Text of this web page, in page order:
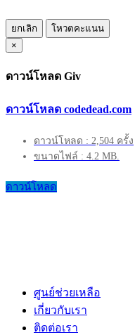
ยกเลิก
โหวตคะแนน
×
ดาวน์โหลด Giv
ดาวน์โหลด codedead.com
ดาวน์โหลด : 2,504 ครั้ง
ขนาดไฟล์ : 4.2 MB.
ดาวน์โหลด
ศูนย์ช่วยเหลือ
เกี่ยวกับเรา
ติดต่อเรา